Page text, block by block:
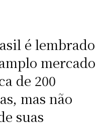
é lembrado
mercado
de 200
mas não
suas